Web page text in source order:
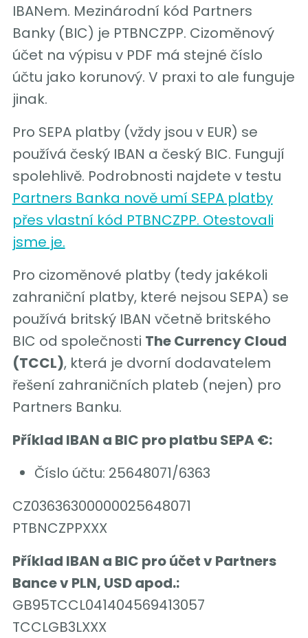
IBANem. Mezinárodní kód Partners
Banky (BIC) je PTBNCZPP. Cizoměnový
účet na výpisu v PDF má stejné číslo
účtu jako korunový. V praxi to ale funguje
jinak.
Pro SEPA platby (vždy jsou v EUR) se
používá český IBAN a český BIC. Fungují
spolehlivě. Podrobnosti najdete v testu
Partners Banka nově umí SEPA platby
přes vlastní kód PTBNCZPP. Otestovali
jsme je.
Pro cizoměnové platby (tedy jakékoli
zahraniční platby, které nejsou SEPA) se
používá britský IBAN včetně britského
BIC od společnosti The Currency Cloud
(TCCL), která je dvorní dodavatelem
řešení zahraničních plateb (nejen) pro
Partners Banku.
Příklad IBAN a BIC pro platbu SEPA €:
Číslo účtu: 25648071/6363
CZ03636300000025648071
PTBNCZPPXXX
Příklad IBAN a BIC pro účet v Partners
Bance v PLN, USD apod.:
GB95TCCL041404569413057
TCCLGB3LXXX